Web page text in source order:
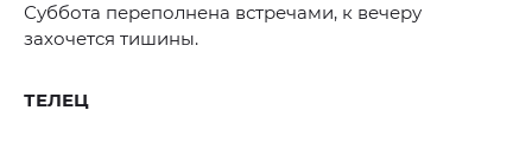
Суббота переполнена встречами, к вечеру
захочется тишины.
ТЕЛЕЦ